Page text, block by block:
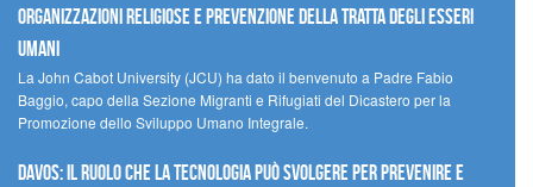
Organizzazioni religiose e prevenzione della tratta degli esseri
umani
La John Cabot University (JCU) ha dato il benvenuto a Padre Fabio
Baggio, capo della Sezione Migranti e Rifugiati del Dicastero per la
Promozione dello Sviluppo Umano Integrale.
Davos: il ruolo che la tecnologia può svolgere per prevenire e